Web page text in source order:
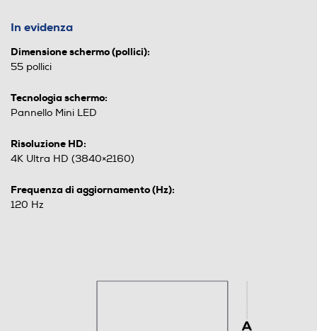
In evidenza
Dimensione schermo (pollici):
55 pollici
Tecnologia schermo:
Pannello Mini LED
Risoluzione HD:
4K Ultra HD (3840×2160)
Frequenza di aggiornamento (Hz):
120 Hz